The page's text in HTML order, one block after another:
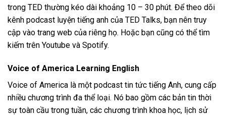
trong TED thường kéo dài khoảng 10 – 30 phút. Để theo dõi
kênh podcast luyện tiếng anh của TED Talks, bạn nên truy
cập vào trang web của riêng họ. Hoặc bạn cũng có thể tìm
kiếm trên Youtube và Spotify.
Voice of America Learning English
Voice of America là một podcast tin tức tiếng Anh, cung cấp
nhiều chương trình đa thể loại. Nó bao gồm các bản tin thời
sự toàn cầu trong tuần, các chương trình khoa học, lịch sử